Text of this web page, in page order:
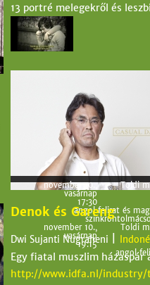
13 portré melegekről és
november 10.,
vasárnap
17:30
Toldi
angol felirat és
november 10.,
vasárnap
19:15
Toldi
angol
Denok és Gareng
Dwi Sujanti Nugraheni
Egy fiatal muszlim házaspár
http://www.idfa.nl/industry/